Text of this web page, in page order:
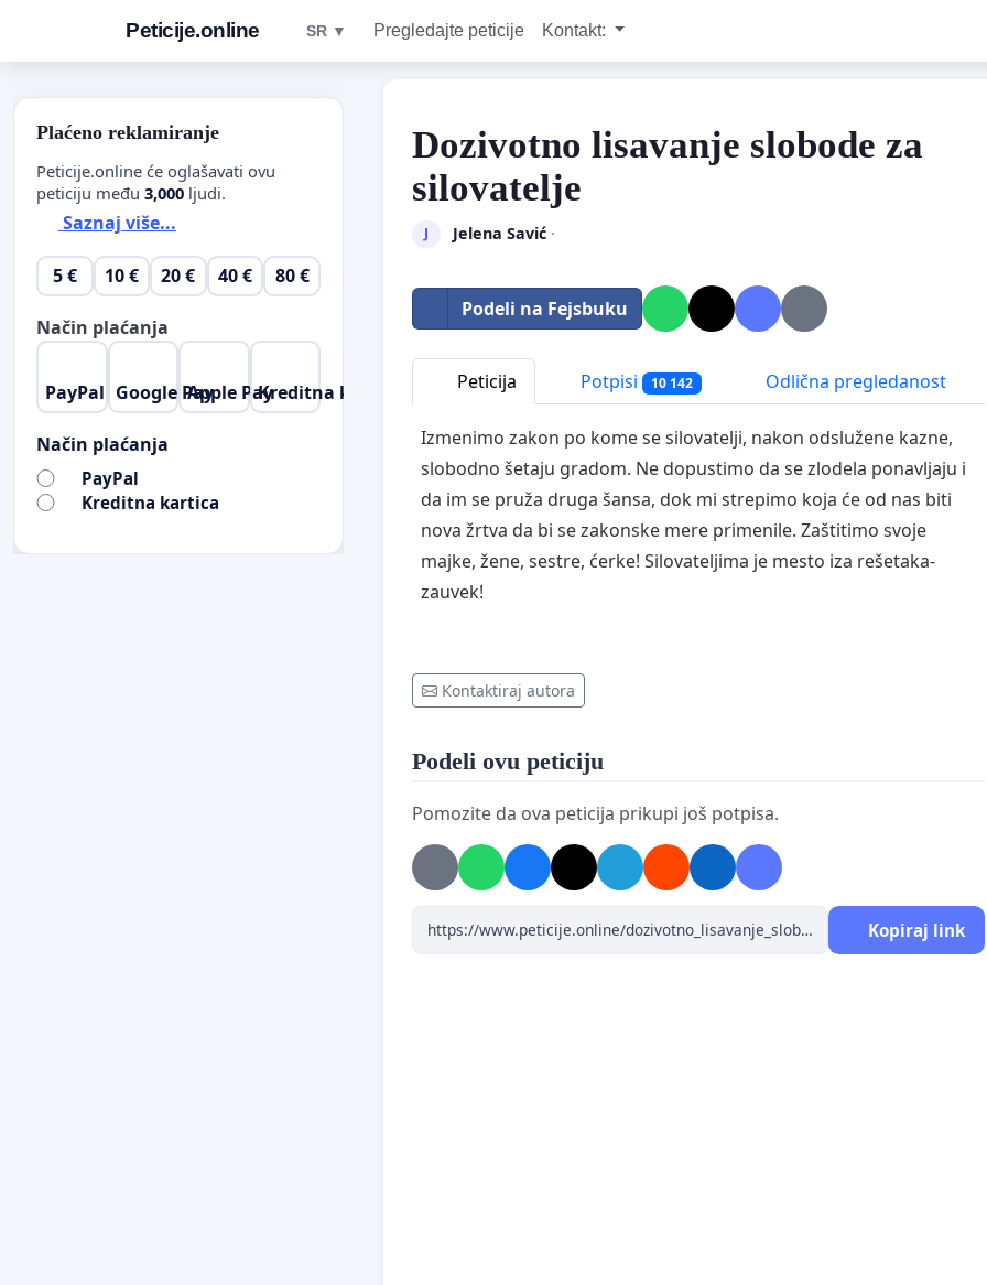
Peticije.online SR ▼ Pregledajte peticije Kontakt:
Dozivotno lisavanje slobode za
silovatelje
J Jelena Savić·
Podeli na Fejsbuku
Peticija Potpisi 10 142 Odlična pregledanost
Izmenimo zakon po kome se silovatelji, nakon odslužene kazne,
slobodno šetaju gradom. Ne dopustimo da se zlodela ponavljaju i
da im se pruža druga šansa, dok mi strepimo koja će od nas biti
nova žrtva da bi se zakonske mere primenile. Zaštitimo svoje
majke, žene, sestre, ćerke! Silovateljima je mesto iza rešetaka-
zauvek!
Kontaktiraj autora
Podeli ovu peticiju
Pomozite da ova peticija prikupi još potpisa.
Kopiraj link
Plaćeno reklamiranje
Peticije.online će oglašavati ovu
peticiju među 3,000 ljudi.
Saznaj više...
5 € 10 € 20 € 40 € 80 €
Način plaćanja
PayPal Google PayApple PayKreditna kartica
Način plaćanja
PayPal
Kreditna kartica